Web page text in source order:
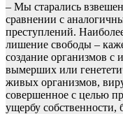
– Мы старались
сравнении с
преступлений.
лишение свободы –
создание организмов с
вымерших или
живых организмов,
совершенное с целью
ущербу собственности,